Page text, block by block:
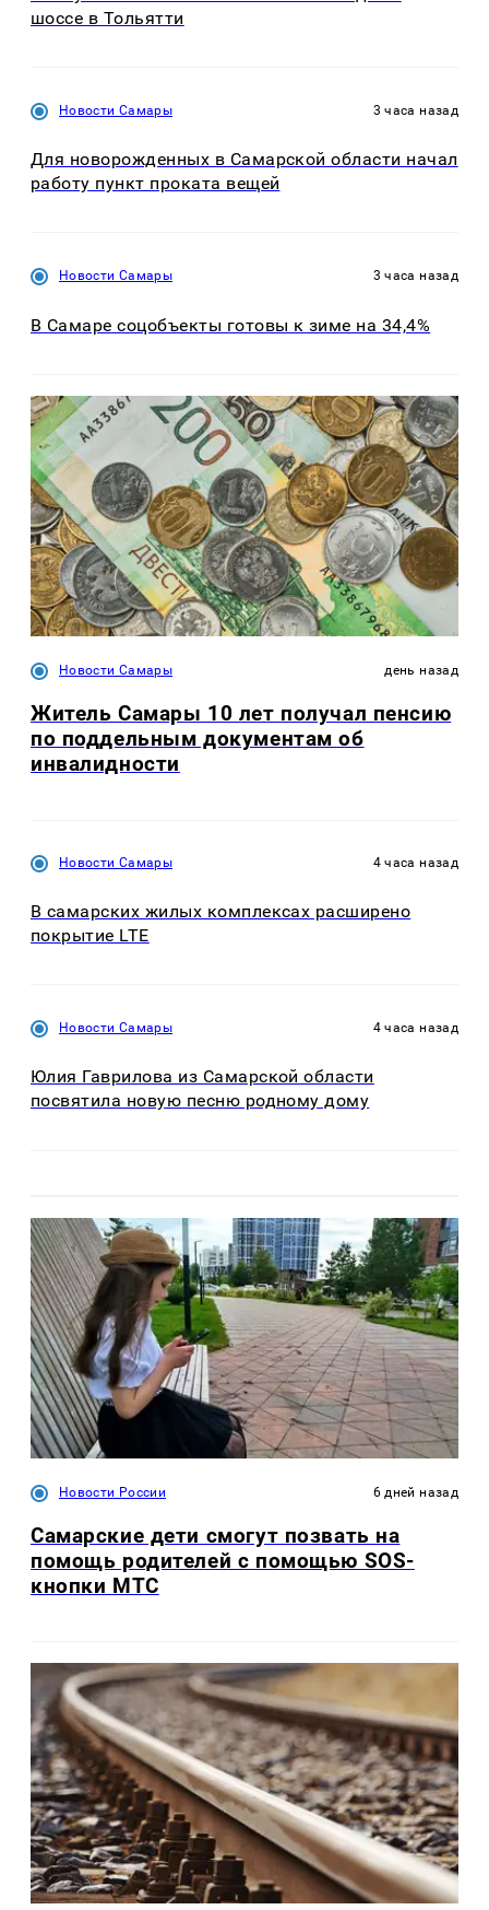
шоссе в Тольятти
Новости Самары 3 часа назад
Для новорожденных в Самарской области начал
работу пункт проката вещей
Новости Самары 3 часа назад
В Самаре соцобъекты готовы к зиме на 34,4%
Новости Самары день назад
Житель Самары 10 лет получал пенсию
по поддельным документам об
инвалидности
Новости Самары 4 часа назад
В самарских жилых комплексах расширено
покрытие LTE
Новости Самары 4 часа назад
Юлия Гаврилова из Самарской области
посвятила новую песню родному дому
Новости России 6 дней назад
Самарские дети смогут позвать на
помощь родителей с помощью SOS-
кнопки МТС